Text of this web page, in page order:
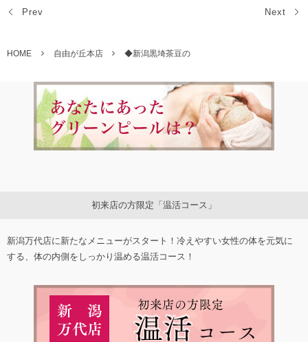
Prev Next
HOME 自由が丘本店 ◆新潟黒埼茶豆の
初来店の方限定「温活コース」
新潟万代店に新たなメニューがスタート！冷えやすい女性の体を元気に
する、体の内側をしっかり温める温活コース！